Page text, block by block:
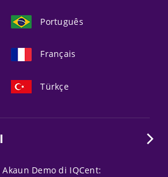
Português
Français
Türkçe
Akaun Demo di IQCent: